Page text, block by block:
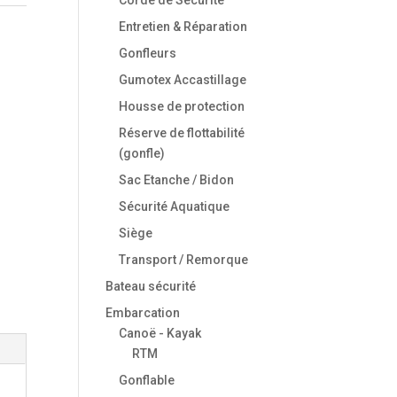
Entretien & Réparation
Gonfleurs
Gumotex Accastillage
Housse de protection
Réserve de flottabilité
(gonfle)
Sac Etanche / Bidon
Sécurité Aquatique
Siège
Transport / Remorque
Bateau sécurité
Embarcation
Canoë - Kayak
RTM
Gonflable